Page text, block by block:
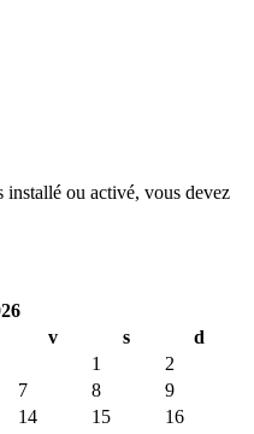
installé ou activé, vous devez
v s
d
1
2
7 8
9
14 15
16